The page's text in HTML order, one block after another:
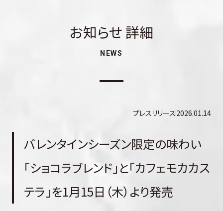
お知らせ 詳細
NEWS
プレスリリース2026.01.14
バレンタインシーズン限定の味わい
「ショコラブレンド」と「カフェモカカス
テラ」を1月15日（木）より発売